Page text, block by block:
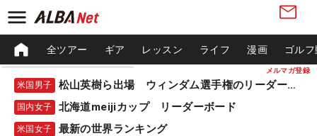
メルマガ登録
全ツアー ギア レッスン ライフ 漫画 ゴル
米国男子 松山英樹ら出場 ウィンダム選手権のリーダーボード
国内女子 北海道meijiカップ リーダーボード
米国女子 最新の世界ランキング